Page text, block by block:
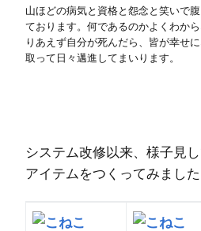
山ほどの病気と資格と怨念と笑いで
ております。何であるのかよくわか
りあえず自分が死んだら、皆が幸せ
取って日々邁進してまいります。
システム改修以来、様子見
アイテムをつくってみました